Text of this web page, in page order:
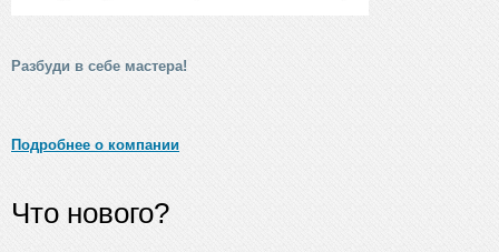
Разбуди в себе мастера!
Подробнее о компании
Что нового?